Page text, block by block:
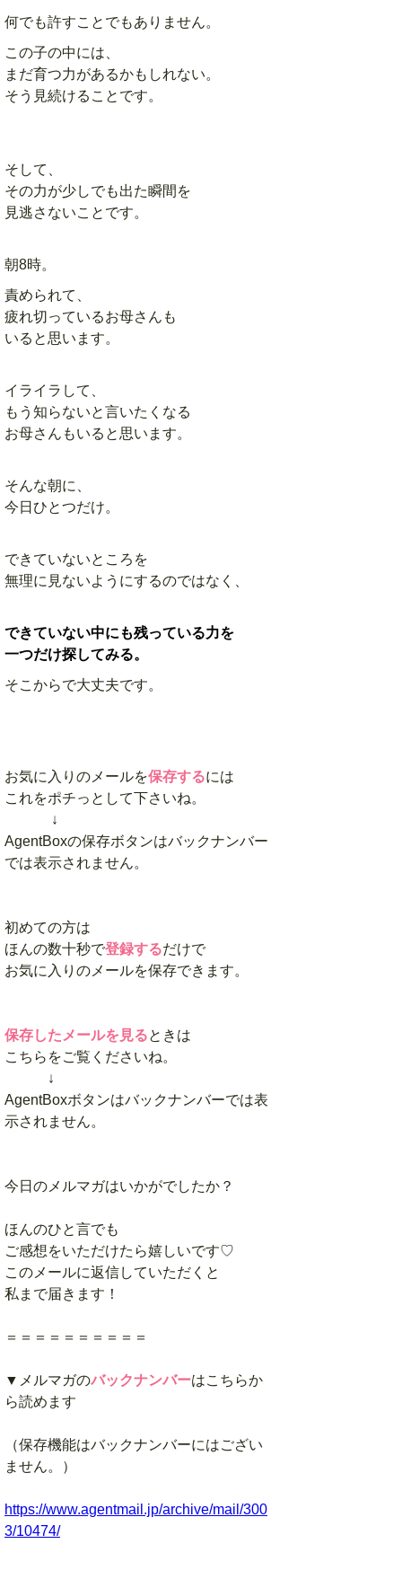
何でも許すことでもありません。
この子の中には、
まだ育つ力があるかもしれない。
そう見続けることです。
そして、
その力が少しでも出た瞬間を
見逃さないことです。
朝8時。
責められて、
疲れ切っているお母さんも
いると思います。
イライラして、
もう知らないと言いたくなる
お母さんもいると思います。
そんな朝に、
今日ひとつだけ。
できていないところを
無理に見ないようにするのではなく、
できていない中にも残っている力を
一つだけ探してみる。
そこからで大丈夫です。
お気に入りのメールを保存するには
これをポチっとして下さいね。
↓
AgentBoxの保存ボタンはバックナンバー
では表示されません。
初めての方は
ほんの数十秒で登録するだけで
お気に入りのメールを保存できます。
保存したメールを見るときは
こちらをご覧くださいね。
↓
AgentBoxボタンはバックナンバーでは表
示されません。
今日のメルマガはいかがでしたか？
ほんのひと言でも
ご感想をいただけたら嬉しいです♡
このメールに返信していただくと
私まで届きます！
＝＝＝＝＝＝＝＝＝＝
▼メルマガのバックナンバーはこちらか
ら読めます
（保存機能はバックナンバーにはござい
ません。）
https://www.agentmail.jp/archive/mail/300
3/10474/